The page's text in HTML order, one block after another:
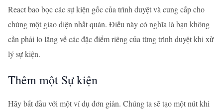
React bao bọc các sự kiện gốc của trình duyệt và cung cấp cho
chúng một giao diện nhất quán. Điều này có nghĩa là bạn không
cần phải lo lắng về các đặc điểm riêng của từng trình duyệt khi xử
lý sự kiện.
Thêm một Sự kiện
Hãy bắt đầu với một ví dụ đơn giản. Chúng ta sẽ tạo một nút khi